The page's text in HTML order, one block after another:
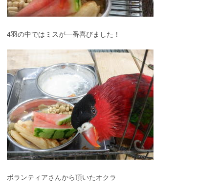
4羽の中ではミスが一番喜びました！
ボランティアさんから頂いたオクラ